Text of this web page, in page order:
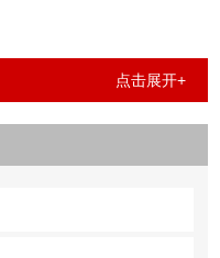
点击展开+